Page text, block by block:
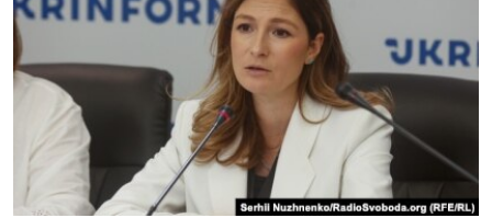
СПЕЦПРОЕКТИ
ВІДЕОУРОКИ «ELIFBE»
СВІДЧЕННЯ ОКУПАЦІЇ
УКРАЇНСЬКА ПРОБЛЕМА КРИМУ
ІНФОГРАФІКА
ЯК ОБІЙТИ БЛОКУВАННЯ
Русский
Qırımtatar
ДОЛУЧАЙСЯ!